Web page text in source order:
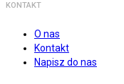
KONTAKT
O nas
Kontakt
Napisz do nas